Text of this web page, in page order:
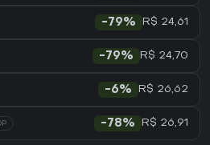
-79% R$ 24,61
-79% R$ 24,70
-6% R$ 26,62
-78% R$ 26,91